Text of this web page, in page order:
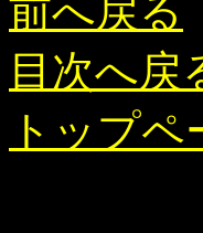
前へ戻る
目次へ戻
トップペ